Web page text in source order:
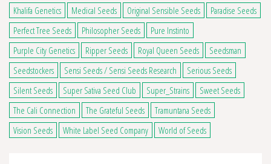
Khalifa Genetics
Medical Seeds Original Sensible Seeds
Paradise Seeds
Perfect Tree Seeds
Philosopher Seeds
Pure Instinto
Purple City Genetics
Ripper Seeds Royal Queen Seeds
Seedsman
Seedstockers
Sensi Seeds / Sensi Seeds Research
Serious Seeds
Silent Seeds
Super Sativa Seed Club Super_Strains
Sweet Seeds
The Cali Connection
The Grateful Seeds
Tramuntana Seeds
Vision Seeds
White Label Seed Company World of Seeds